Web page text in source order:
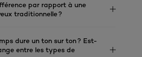
par rapport à une
traditionnelle ?
dure un ton sur ton ? Est-
entre les types de